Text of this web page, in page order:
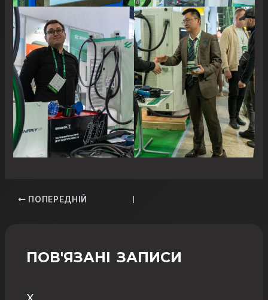
ПОПЕРЕДНІЙ
ПОВ'ЯЗАНІ ЗАПИСИ